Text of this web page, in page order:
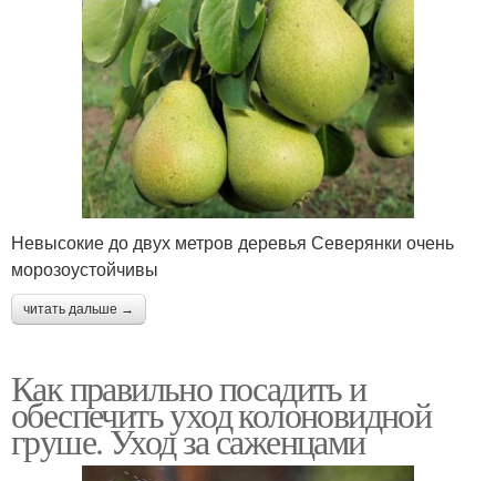
Невысокие до двух метров деревья Северянки очень
морозоустойчивы
читать дальше →
Как правильно посадить и
обеспечить уход колоновидной
груше. Уход за саженцами